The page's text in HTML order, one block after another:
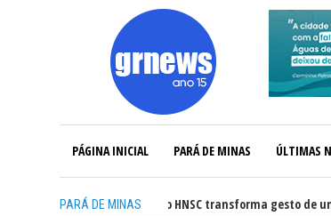
PÁGINA INICIAL PARÁ DE MINAS ÚLTIMAS
PARÁ DE MINAS
Captação de órgãos no HNSC transforma gesto de